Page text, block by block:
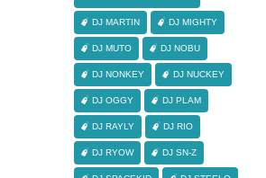
DJ MARTIN DJ MIGHTY
DJ MUTO DJ NOBU
DJ NONKEY DJ NUCKEY
DJ OGGY DJ PLAM
DJ RAYLY DJ RIO
DJ RYOW DJ SN-Z